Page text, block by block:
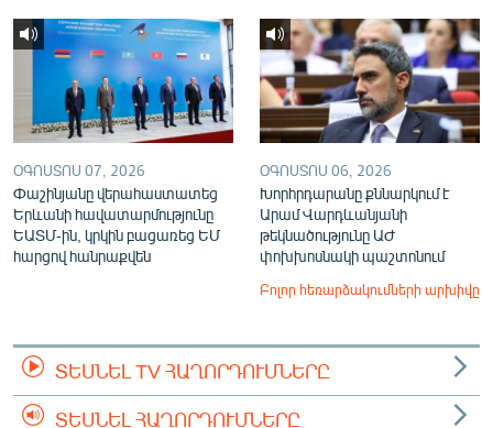
ՕԳՈՍՏՈՍ 07, 2026
Փաշինյանը վերահաստատեց
Երևանի հավատարմությունը
ԵԱՏՄ-ին, կրկին բացառեց ԵՄ
հարցով հանրաքվեն
ՕԳՈՍՏՈՍ 06, 2026
Խորհրդարանը քննարկում է
Արամ Վարդևանյանի
թեկնածությունը ԱԺ
փոխխոսնակի պաշտոնում
Բոլոր հեռարձակումների արխիվը
ՏԵՍՆԵԼ TV ՀԱՂՈՐԴՈՒՄՆԵՐԸ
ՏԵՍՆԵԼ ՀԱՂՈՐԴՈՒՄՆԵՐԸ